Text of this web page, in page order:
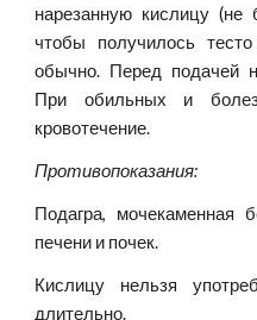
нарезанную кислицу (не
чтобы получилось
обычно. Перед подачей
При обильных и
кровотечение.
Противопоказания:
Подагра, мочекаменная
печени и почек.
Кислицу нельзя
длительно.